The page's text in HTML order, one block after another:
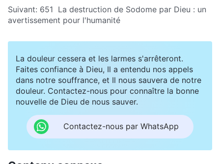
Suivant: 651 La destruction de Sodome par Dieu : un
avertissement pour l'humanité
La douleur cessera et les larmes s'arrêteront.
Faites confiance à Dieu, Il a entendu nos appels
dans notre souffrance, et Il nous sauvera de notre
douleur. Contactez-nous pour connaître la bonne
nouvelle de Dieu de nous sauver.
Contactez-nous par WhatsApp